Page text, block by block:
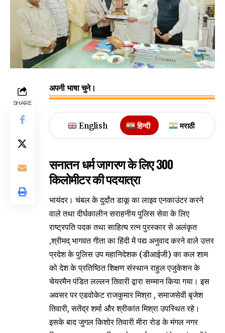
SHARE
अपनी भाषा चुने।
English हिन्दी मराठी
सनातन धर्म जागरण के लिए 300
किलोमीटर की पदयात्रा
भायंदर। चंबल के दुर्दांत डाकू का लाइव एनकाउंटर करने
वाले तथा दीर्घकालीन सराहनीय पुलिस सेवा के लिए
राष्ट्रपति पदक तथा साहित्य रत्न पुरस्कार से अलंकृत
,श्रीमद् भागवत गीता का हिंदी में पद्य अनुवाद करने वाले उत्तर
प्रदेश के पुलिस उप महानिदेशक (डीआईजी) का कल शाम
को देश के प्रतिष्ठित शिक्षण संस्थान राहुल एजुकेशन के
चेयरमैन पंडित लल्लन तिवारी द्वारा सम्मान किया गया। इस
अवसर पर एडवोकेट राजकुमार मिश्रा , समाजसेवी बृजेश
तिवारी, सतेंद्र शर्मा और श्रीकांत मिश्रा उपस्थित रहे।
इसके बाद जुगल किशोर तिवारी मीरा रोड के मंगल नगर